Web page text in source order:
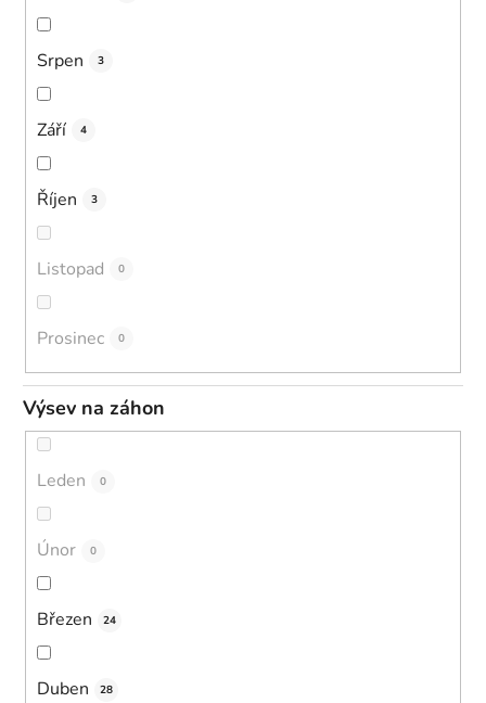
Srpen 3
Září 4
Říjen 3
Listopad 0
Prosinec 0
Výsev na záhon
Leden 0
Únor 0
Březen 24
Duben 28